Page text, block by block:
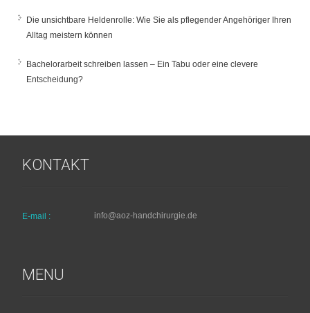
Die unsichtbare Heldenrolle: Wie Sie als pflegender Angehöriger Ihren
Alltag meistern können
Bachelorarbeit schreiben lassen – Ein Tabu oder eine clevere
Entscheidung?
KONTAKT
E-mail : info@aoz-handchirurgie.de
MENU